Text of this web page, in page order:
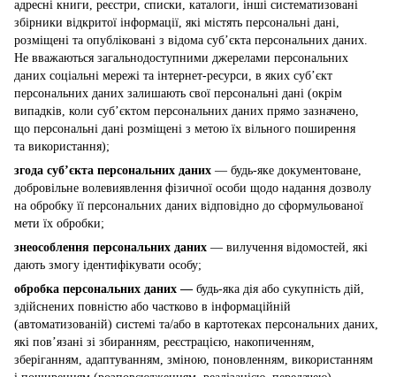
адресні книги, реєстри, списки, каталоги, інші систематизовані
збірники відкритої інформації, які містять персональні дані,
розміщені та опубліковані з відома суб’єкта персональних даних.
Не вважаються загальнодоступними джерелами персональних
даних соціальні мережі та інтернет-ресурси, в яких суб’єкт
персональних даних залишають свої персональні дані (окрім
випадків, коли суб’єктом персональних даних прямо зазначено,
що персональні дані розміщені з метою їх вільного поширення
та використання);
згода суб’єкта персональних даних — будь-яке документоване,
добровільне волевиявлення фізичної особи щодо надання дозволу
на обробку її персональних даних відповідно до сформульованої
мети їх обробки;
знеособлення персональних даних — вилучення відомостей, які
дають змогу ідентифікувати особу;
обробка персональних даних — будь-яка дія або сукупність дій,
здійснених повністю або частково в інформаційній
(автоматизованій) системі та/або в картотеках персональних даних,
які пов’язані зі збиранням, реєстрацією, накопиченням,
зберіганням, адаптуванням, зміною, поновленням, використанням